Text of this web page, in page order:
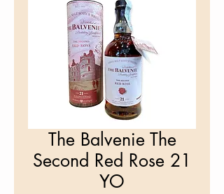
The Balvenie The
Second Red Rose 21
YO